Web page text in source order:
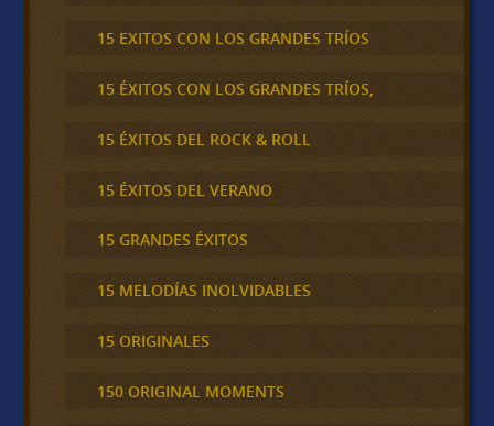
15 EXITOS CON LOS GRANDES TRÍOS
15 ÉXITOS CON LOS GRANDES TRÍOS,
15 ÉXITOS DEL ROCK & ROLL
15 ÉXITOS DEL VERANO
15 GRANDES ÉXITOS
15 MELODÍAS INOLVIDABLES
15 ORIGINALES
150 ORIGINAL MOMENTS